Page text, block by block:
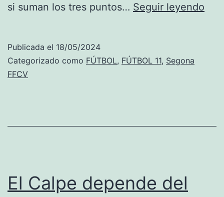
si suman los tres puntos… Seguir leyendo
Publicada el 18/05/2024
Categorizado como FÚTBOL, FÚTBOL 11, Segona
FFCV
El Calpe depende del